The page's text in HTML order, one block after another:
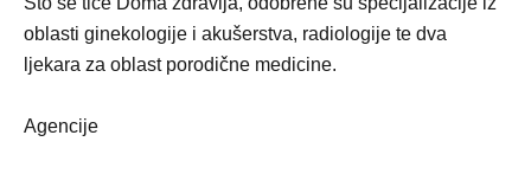
oblasti ginekologije i akušerstva, radiologije te dva
ljekara za oblast porodične medicine.
Agencije